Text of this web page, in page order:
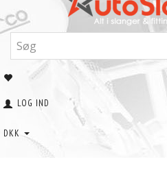
LOG IND
DKK